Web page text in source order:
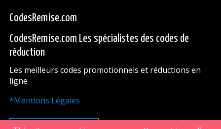
CodesRemise.com
CodesRemise.com Les spécialistes des codes de
réduction
Les meilleurs codes promotionnels et réductions en
ligne
*Mentions Légales
HAUT DE PAGE